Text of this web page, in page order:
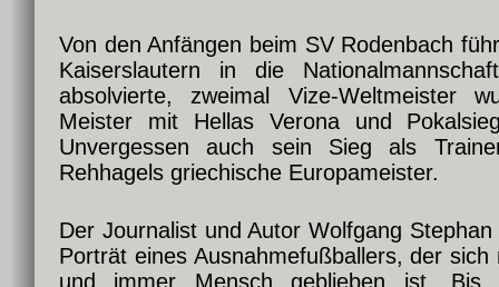
Von den Anfängen beim SV Rodenbach
Kaiserslautern in die
absolvierte, zweimal Vize-Weltmeister
Meister mit Hellas Verona und
Unvergessen auch sein Sieg als
Rehhagels griechische Europameister.
Der Journalist und Autor Wolfgang
Porträt eines Ausnahmefußballers, der
und immer Mensch geblieben ist. Bis